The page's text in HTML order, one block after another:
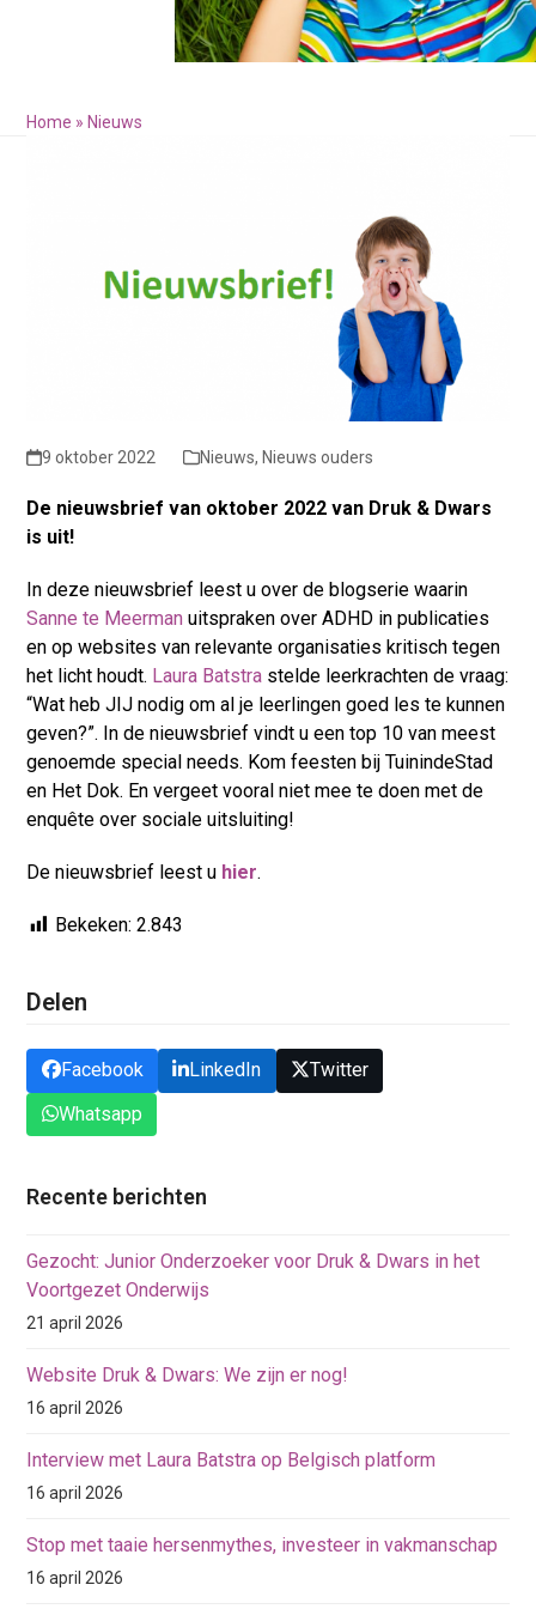
Home » Nieuws
9 oktober 2022 Nieuws, Nieuws ouders
De nieuwsbrief van oktober 2022 van Druk & Dwars
is uit!
In deze nieuwsbrief leest u over de blogserie waarin
Sanne te Meerman uitspraken over ADHD in publicaties
en op websites van relevante organisaties kritisch tegen
het licht houdt. Laura Batstra stelde leerkrachten de vraag:
“Wat heb JIJ nodig om al je leerlingen goed les te kunnen
geven?”. In de nieuwsbrief vindt u een top 10 van meest
genoemde special needs. Kom feesten bij TuinindeStad
en Het Dok. En vergeet vooral niet mee te doen met de
enquête over sociale uitsluiting!
De nieuwsbrief leest u hier.
Bekeken: 2.843
Delen
Facebook LinkedIn
Twitter
Whatsapp
Recente berichten
Gezocht: Junior Onderzoeker voor Druk & Dwars in het
Voortgezet Onderwijs
21 april 2026
Website Druk & Dwars: We zijn er nog!
16 april 2026
Interview met Laura Batstra op Belgisch platform
16 april 2026
Stop met taaie hersenmythes, investeer in vakmanschap
16 april 2026